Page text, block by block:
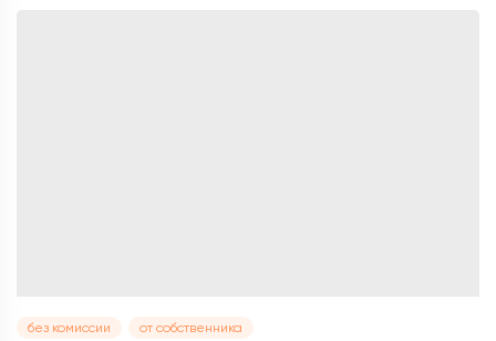
без комиссии от собственника